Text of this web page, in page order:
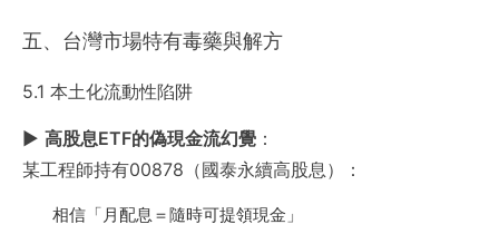
五、台灣市場特有毒藥與解方
5.1 本土化流動性陷阱
▶ 高股息ETF的偽現金流幻覺 ：
某工程師持有00878（國泰永續高股息）：
相信「月配息＝隨時可提領現金」